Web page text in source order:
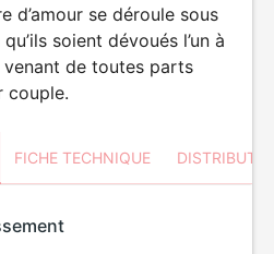
d’amour se déroule sous
soient dévoués l’un à
venant de toutes parts
couple.
FICHE TECHNIQUE